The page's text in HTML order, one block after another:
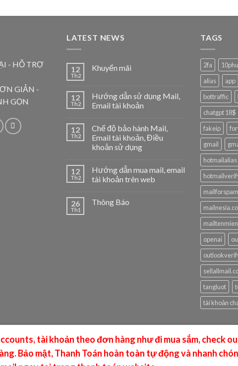
- HỖ TRỢ
GIẢN -
GỌN
LATEST NEWS
12
Th2
Khuyến mãi
12
Th2
Hướng dẫn sử dụng Mail,
Email tài khoản
12
Th2
Chế độ bảo hành Mail,
Email tài khoản, Điều
khoản sử dụng
12
Th2
Hướng dẫn mua mail, email
tài khoản trên web
26
Th1
Thông Báo
TAGS
2fa
alias
app
bottraffic
chatgpt 18$
fakeip
gmail
hotmailalias
mailtenmien
openai
tangluot
tài khoản
tài khoản theo đơn hàng như đi mua sắm, check
Bảo mật, Thanh Toán hoàn toàn tự động và nhanh